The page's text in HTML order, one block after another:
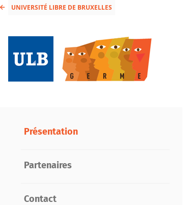
UNIVERSITÉ LIBRE DE BRUXELLES
Présentation
Partenaires
Contact